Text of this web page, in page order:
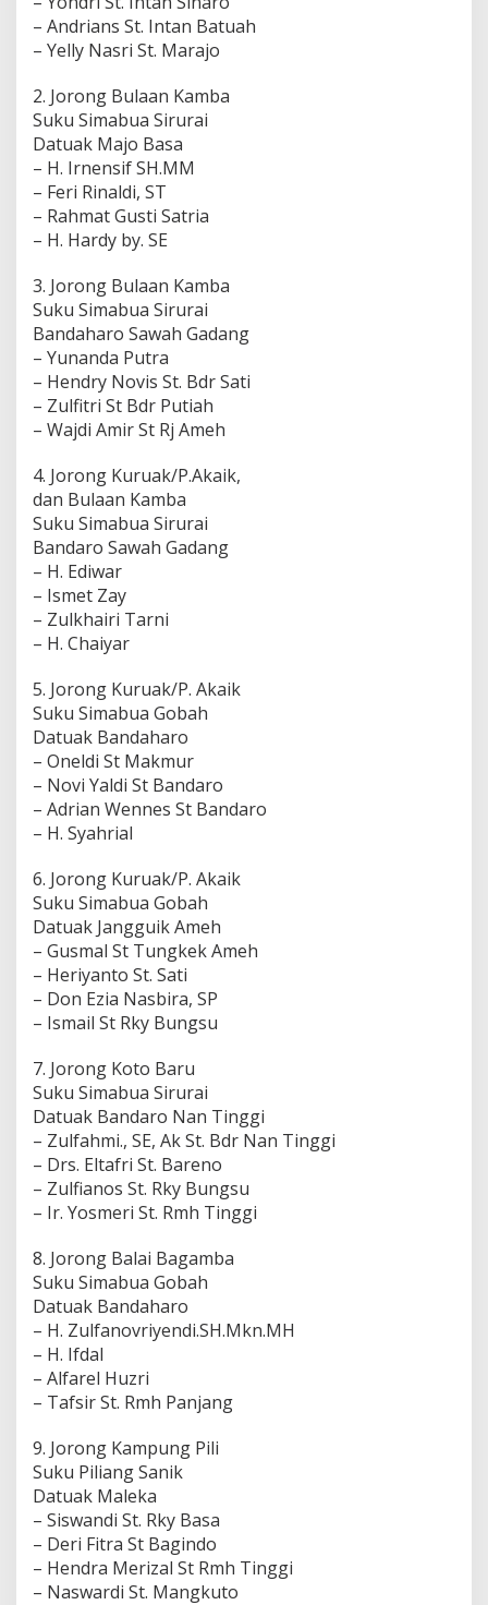
– Andrians St. Intan Batuah
– Yelly Nasri St. Marajo
2. Jorong Bulaan Kamba
Suku Simabua Sirurai
Datuak Majo Basa
– H. Irnensif SH.MM
– Feri Rinaldi, ST
– Rahmat Gusti Satria
– H. Hardy by. SE
3. Jorong Bulaan Kamba
Suku Simabua Sirurai
Bandaharo Sawah Gadang
– Yunanda Putra
– Hendry Novis St. Bdr Sati
– Zulfitri St Bdr Putiah
– Wajdi Amir St Rj Ameh
4. Jorong Kuruak/P.Akaik,
dan Bulaan Kamba
Suku Simabua Sirurai
Bandaro Sawah Gadang
– H. Ediwar
– Ismet Zay
– Zulkhairi Tarni
– H. Chaiyar
5. Jorong Kuruak/P. Akaik
Suku Simabua Gobah
Datuak Bandaharo
– Oneldi St Makmur
– Novi Yaldi St Bandaro
– Adrian Wennes St Bandaro
– H. Syahrial
6. Jorong Kuruak/P. Akaik
Suku Simabua Gobah
Datuak Jangguik Ameh
– Gusmal St Tungkek Ameh
– Heriyanto St. Sati
– Don Ezia Nasbira, SP
– Ismail St Rky Bungsu
7. Jorong Koto Baru
Suku Simabua Sirurai
Datuak Bandaro Nan Tinggi
– Zulfahmi., SE, Ak St. Bdr Nan Tinggi
– Drs. Eltafri St. Bareno
– Zulfianos St. Rky Bungsu
– Ir. Yosmeri St. Rmh Tinggi
8. Jorong Balai Bagamba
Suku Simabua Gobah
Datuak Bandaharo
– H. Zulfanovriyendi.SH.Mkn.MH
– H. Ifdal
– Alfarel Huzri
– Tafsir St. Rmh Panjang
9. Jorong Kampung Pili
Suku Piliang Sanik
Datuak Maleka
– Siswandi St. Rky Basa
– Deri Fitra St Bagindo
– Hendra Merizal St Rmh Tinggi
– Naswardi St. Mangkuto